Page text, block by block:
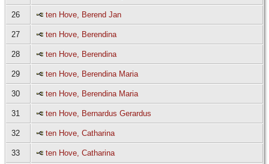
26 ten Hove, Berend Jan
27 ten Hove, Berendina
28 ten Hove, Berendina
29 ten Hove, Berendina Maria
30 ten Hove, Berendina Maria
31 ten Hove, Bernardus Gerardus
32 ten Hove, Catharina
33 ten Hove, Catharina